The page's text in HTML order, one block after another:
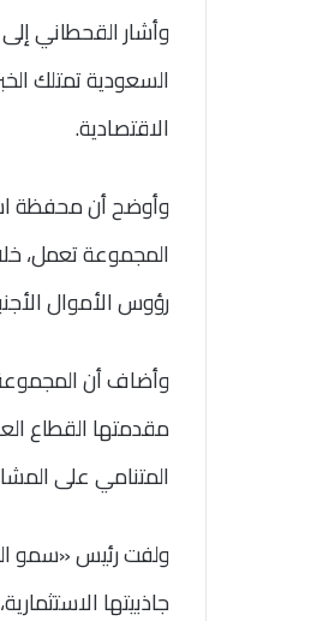
وأشار القحطاني
السعودية تمتلك
الاقتصادية.
المجموعة تعمل،
رؤوس الأموال
وأضاف أن
مقدمتها القطاع
المتنامي على
ولفت رئيس «سمو